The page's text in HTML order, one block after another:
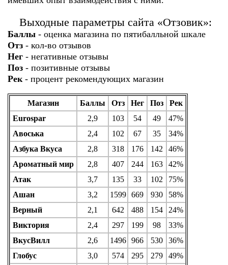
Выходные параметры сайта «Отзовик»:
Баллы- оценка магазина по пятибалльной шкале
Отз- кол-во отзывов
Нег- негативные отзывы
Поз- позитивные отзывы
Рек- процент рекомендующих магазин
Магазин Баллы Отз Нег Поз
Рек
Eurospar
2,9 103 54 49
47%
Авоська
2,4 102 67 35
34%
Азбука Вкуса
2,8 318 176 142
46%
Ароматный мир
2,8 407 244 163
42%
Атак
3,7 135 33 102
75%
Ашан
3,2 1599 669 930
58%
Верный
2,1 642 488 154
24%
Виктория
2,4 297 199 98
33%
ВкусВилл
2,6 1496 966 530
36%
Глобус
3,0 574 295 279
49%